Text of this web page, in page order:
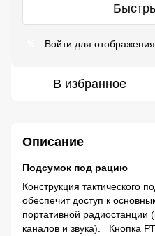
Войти для
В избранное
Описание
Подсумок под рацию
Конструкция тактического
обеспечит доступ к
портативной радиостанции
каналов и звука). Кнопка